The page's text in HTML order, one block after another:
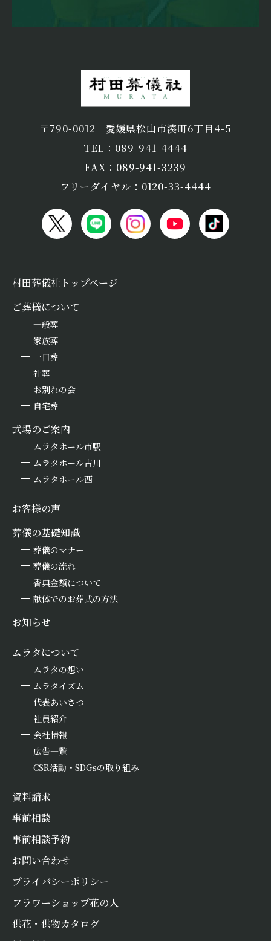
〒790-0012 愛媛県松山市湊町6丁目4-5
TEL：089-941-4444
FAX：089-941-3239
フリーダイヤル：0120-33-4444
村田葬儀社トップページ
ご葬儀について
一般葬
家族葬
一日葬
社葬
お別れの会
自宅葬
式場のご案内
ムラタホール市駅
ムラタホール古川
ムラタホール西
お客様の声
葬儀の基礎知識
葬儀のマナー
葬儀の流れ
香典金額について
献体でのお葬式の方法
お知らせ
ムラタについて
ムラタの想い
ムラタイズム
代表あいさつ
社員紹介
会社情報
広告一覧
CSR活動・SDGsの取り組み
資料請求
事前相談
事前相談予約
お問い合わせ
プライバシーポリシー
フラワーショップ花の人
供花・供物カタログ